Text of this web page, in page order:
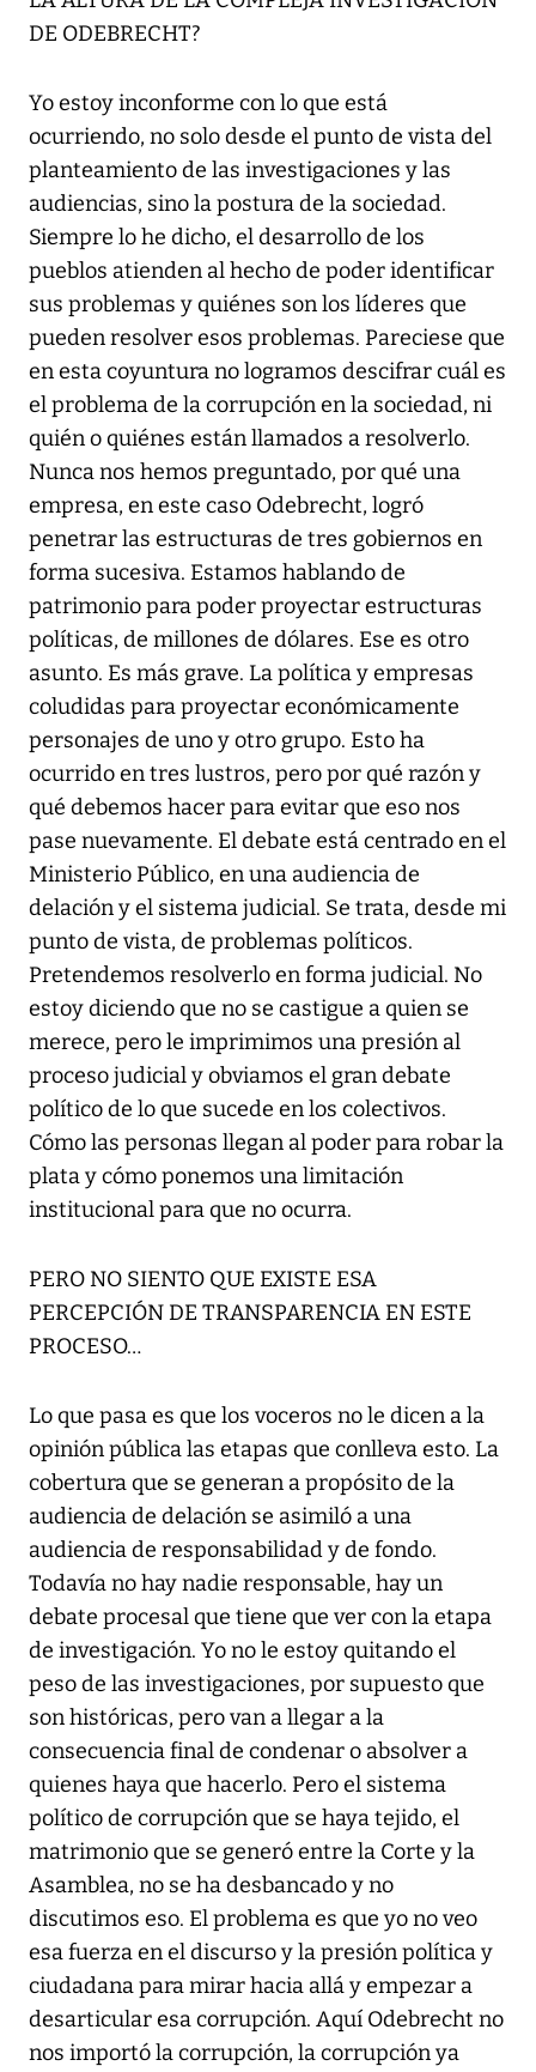
DE ODEBRECHT?
Yo estoy inconforme con lo que está
ocurriendo, no solo desde el punto de vista del
planteamiento de las investigaciones y las
audiencias, sino la postura de la sociedad.
Siempre lo he dicho, el desarrollo de los
pueblos atienden al hecho de poder identificar
sus problemas y quiénes son los líderes que
pueden resolver esos problemas. Pareciese que
en esta coyuntura no logramos descifrar cuál es
el problema de la corrupción en la sociedad, ni
quién o quiénes están llamados a resolverlo.
Nunca nos hemos preguntado, por qué una
empresa, en este caso Odebrecht, logró
penetrar las estructuras de tres gobiernos en
forma sucesiva. Estamos hablando de
patrimonio para poder proyectar estructuras
políticas, de millones de dólares. Ese es otro
asunto. Es más grave. La política y empresas
coludidas para proyectar económicamente
personajes de uno y otro grupo. Esto ha
ocurrido en tres lustros, pero por qué razón y
qué debemos hacer para evitar que eso nos
pase nuevamente. El debate está centrado en el
Ministerio Público, en una audiencia de
delación y el sistema judicial. Se trata, desde mi
punto de vista, de problemas políticos.
Pretendemos resolverlo en forma judicial. No
estoy diciendo que no se castigue a quien se
merece, pero le imprimimos una presión al
proceso judicial y obviamos el gran debate
político de lo que sucede en los colectivos.
Cómo las personas llegan al poder para robar la
plata y cómo ponemos una limitación
institucional para que no ocurra.
PERO NO SIENTO QUE EXISTE ESA
PERCEPCIÓN DE TRANSPARENCIA EN ESTE
PROCESO…
Lo que pasa es que los voceros no le dicen a la
opinión pública las etapas que conlleva esto. La
cobertura que se generan a propósito de la
audiencia de delación se asimiló a una
audiencia de responsabilidad y de fondo.
Todavía no hay nadie responsable, hay un
debate procesal que tiene que ver con la etapa
de investigación. Yo no le estoy quitando el
peso de las investigaciones, por supuesto que
son históricas, pero van a llegar a la
consecuencia final de condenar o absolver a
quienes haya que hacerlo. Pero el sistema
político de corrupción que se haya tejido, el
matrimonio que se generó entre la Corte y la
Asamblea, no se ha desbancado y no
discutimos eso. El problema es que yo no veo
esa fuerza en el discurso y la presión política y
ciudadana para mirar hacia allá y empezar a
desarticular esa corrupción. Aquí Odebrecht no
nos importó la corrupción, la corrupción ya